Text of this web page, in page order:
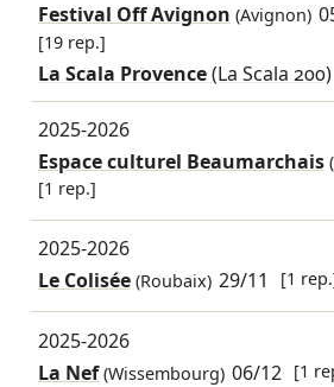
Festival Off Avignon (Avignon)
[19 rep.]
La Scala Provence(La Scala 200)
2025-2026
Espace culturel Beaumarchais
[1 rep.]
2025-2026
Le Colisée(Roubaix) 29/11 [1
2025-2026
La Nef(Wissembourg) 06/12 [1